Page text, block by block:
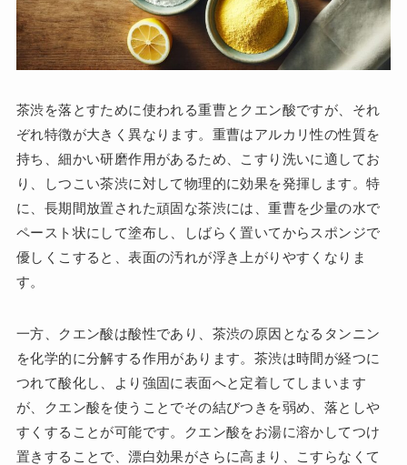
茶渋を落とすために使われる重曹とクエン酸ですが、それ
ぞれ特徴が大きく異なります。重曹はアルカリ性の性質を
持ち、細かい研磨作用があるため、こすり洗いに適してお
り、しつこい茶渋に対して物理的に効果を発揮します。特
に、長期間放置された頑固な茶渋には、重曹を少量の水で
ペースト状にして塗布し、しばらく置いてからスポンジで
優しくこすると、表面の汚れが浮き上がりやすくなりま
す。
一方、クエン酸は酸性であり、茶渋の原因となるタンニン
を化学的に分解する作用があります。茶渋は時間が経つに
つれて酸化し、より強固に表面へと定着してしまいます
が、クエン酸を使うことでその結びつきを弱め、落としや
すくすることが可能です。クエン酸をお湯に溶かしてつけ
置きすることで、漂白効果がさらに高まり、こすらなくて